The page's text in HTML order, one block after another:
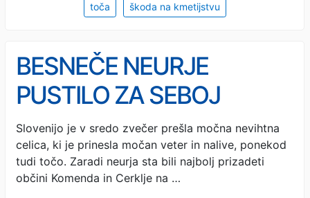
toča škoda na kmetijstvu
BESNEČE NEURJE
PUSTILO ZA SEBOJ
RAZDEJANJE: Najslabše jo
je tokrat odnesla Komenda
(FOTO, VIDEO)
Slovenijo je v sredo zvečer prešla močna nevihtna
celica, ki je prinesla močan veter in nalive, ponekod
tudi točo. Zaradi neurja sta bili najbolj prizadeti
občini Komenda in Cerklje na …